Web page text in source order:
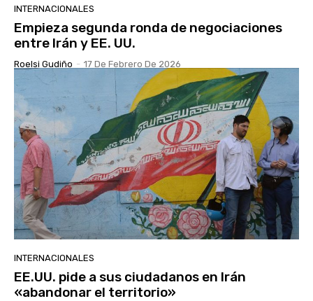
INTERNACIONALES
Empieza segunda ronda de negociaciones
entre Irán y EE. UU.
Roelsi Gudiño - 17 De Febrero De 2026
INTERNACIONALES
EE.UU. pide a sus ciudadanos en Irán
«abandonar el territorio»